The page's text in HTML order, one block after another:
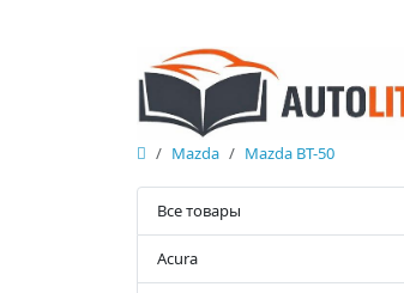
Mazda Mazda BT-50
Все товары
Acura